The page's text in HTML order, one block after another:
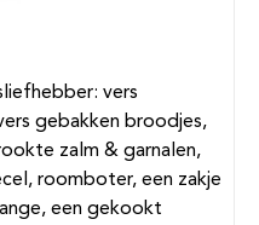
vers
gebakken broodjes,
zalm & garnalen,
roomboter, een zakje
een gekookt